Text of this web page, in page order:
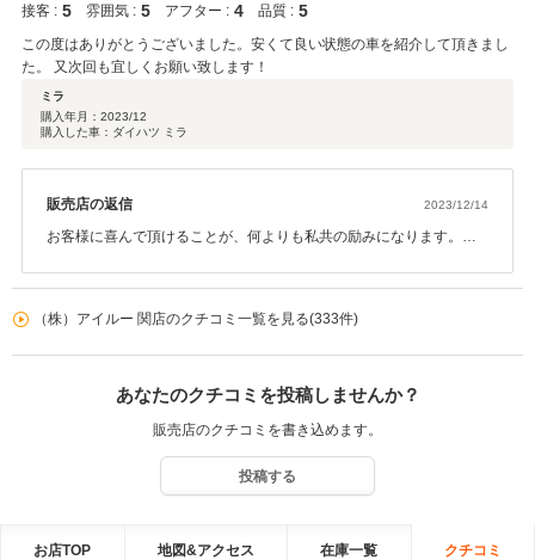
接客 : 5 雰囲気 : 5 アフター : 4 品質 : 5
この度はありがとうございました。安くて良い状態の車を紹介して頂きまし
た。 又次回も宜しくお願い致します！
ミラ
購入年月： 2023/12
購入した車：ダイハツ ミラ
販売店の返信 2023/12/14
お客様に喜んで頂けることが、何よりも私共の励みになります。こ
（株）アイルー 関店のクチコミ一覧を見る(333件)
あなたのクチコミを投稿しませんか？
販売店のクチコミを書き込めます。
投稿する
お店TOP 地図&アクセス 在庫一覧 クチコミ